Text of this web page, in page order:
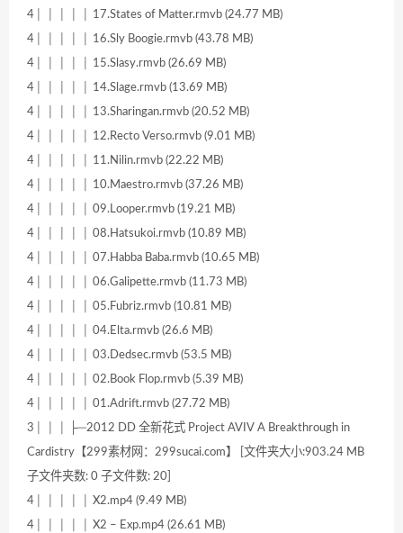
4│ │ │ │ │ 17.States of Matter.rmvb (24.77 MB)
4│ │ │ │ │ 16.Sly Boogie.rmvb (43.78 MB)
4│ │ │ │ │ 15.Slasy.rmvb (26.69 MB)
4│ │ │ │ │ 14.Slage.rmvb (13.69 MB)
4│ │ │ │ │ 13.Sharingan.rmvb (20.52 MB)
4│ │ │ │ │ 12.Recto Verso.rmvb (9.01 MB)
4│ │ │ │ │ 11.Nilin.rmvb (22.22 MB)
4│ │ │ │ │ 10.Maestro.rmvb (37.26 MB)
4│ │ │ │ │ 09.Looper.rmvb (19.21 MB)
4│ │ │ │ │ 08.Hatsukoi.rmvb (10.89 MB)
4│ │ │ │ │ 07.Habba Baba.rmvb (10.65 MB)
4│ │ │ │ │ 06.Galipette.rmvb (11.73 MB)
4│ │ │ │ │ 05.Fubriz.rmvb (10.81 MB)
4│ │ │ │ │ 04.Elta.rmvb (26.6 MB)
4│ │ │ │ │ 03.Dedsec.rmvb (53.5 MB)
4│ │ │ │ │ 02.Book Flop.rmvb (5.39 MB)
4│ │ │ │ │ 01.Adrift.rmvb (27.72 MB)
3│ │ │ ├─2012 DD 全新花式 Project AVIV A Breakthrough in
Cardistry【299素材网：299sucai.com】 [文件夹大小:903.24 MB
子文件夹数: 0 子文件数: 20]
4│ │ │ │ │ X2.mp4 (9.49 MB)
4│ │ │ │ │ X2 – Exp.mp4 (26.61 MB)